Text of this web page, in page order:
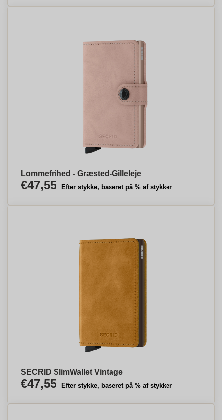
Lommefrihed - Græsted-Gilleleje
€47,55 Efter stykke, baseret på % af stykker
SECRID SlimWallet Vintage
€47,55 Efter stykke, baseret på % af stykker